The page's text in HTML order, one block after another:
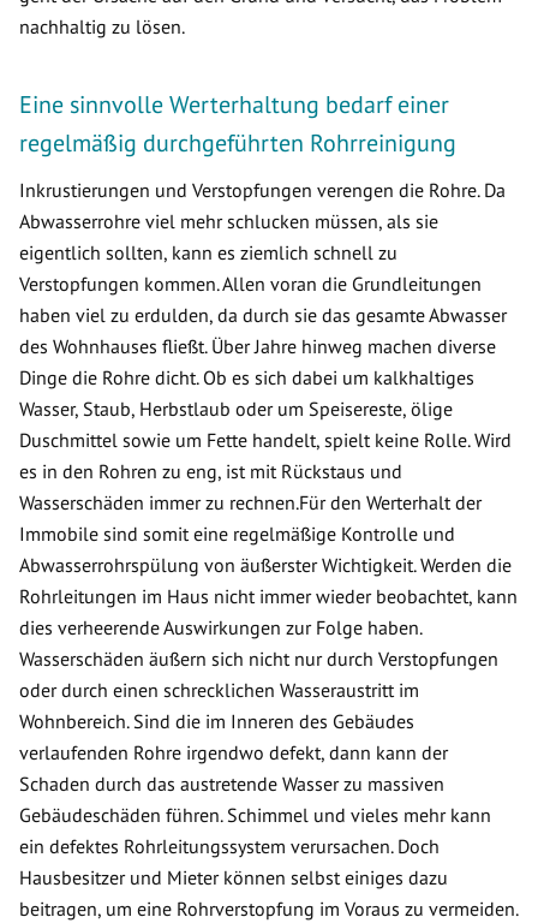
nachhaltig zu lösen.
Eine sinnvolle Werterhaltung bedarf einer
regelmäßig durchgeführten Rohrreinigung
Inkrustierungen und Verstopfungen verengen die Rohre. Da
Abwasserrohre viel mehr schlucken müssen, als sie
eigentlich sollten, kann es ziemlich schnell zu
Verstopfungen kommen. Allen voran die Grundleitungen
haben viel zu erdulden, da durch sie das gesamte Abwasser
des Wohnhauses fließt. Über Jahre hinweg machen diverse
Dinge die Rohre dicht. Ob es sich dabei um kalkhaltiges
Wasser, Staub, Herbstlaub oder um Speisereste, ölige
Duschmittel sowie um Fette handelt, spielt keine Rolle. Wird
es in den Rohren zu eng, ist mit Rückstaus und
Wasserschäden immer zu rechnen.Für den Werterhalt der
Immobile sind somit eine regelmäßige Kontrolle und
Abwasserrohrspülung von äußerster Wichtigkeit. Werden die
Rohrleitungen im Haus nicht immer wieder beobachtet, kann
dies verheerende Auswirkungen zur Folge haben.
Wasserschäden äußern sich nicht nur durch Verstopfungen
oder durch einen schrecklichen Wasseraustritt im
Wohnbereich. Sind die im Inneren des Gebäudes
verlaufenden Rohre irgendwo defekt, dann kann der
Schaden durch das austretende Wasser zu massiven
Gebäudeschäden führen. Schimmel und vieles mehr kann
ein defektes Rohrleitungssystem verursachen. Doch
Hausbesitzer und Mieter können selbst einiges dazu
beitragen, um eine Rohrverstopfung im Voraus zu vermeiden.